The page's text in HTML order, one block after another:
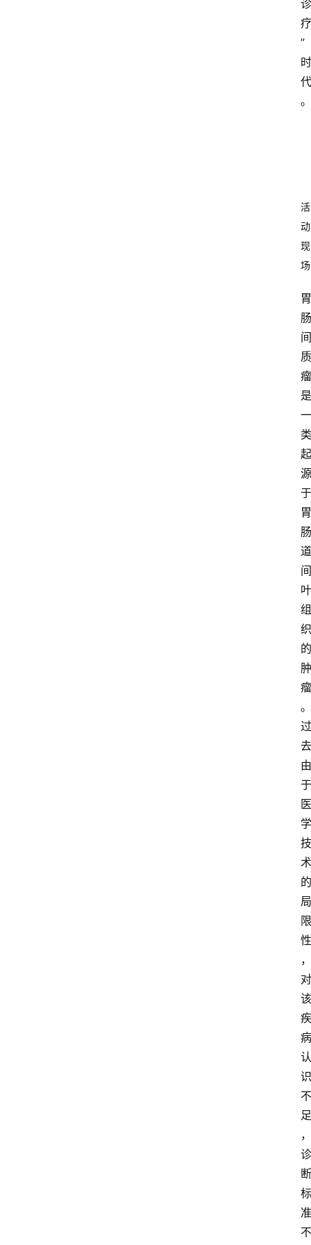
诊
疗
”
时
代
。
活
动
现
场
胃
肠
间
质
瘤
是
一
类
起
源
于
胃
肠
道
间
叶
组
织
的
肿
瘤
。
过
去
由
于
医
学
技
术
的
局
限
性
，
对
该
疾
病
认
识
不
足
，
诊
断
标
准
不